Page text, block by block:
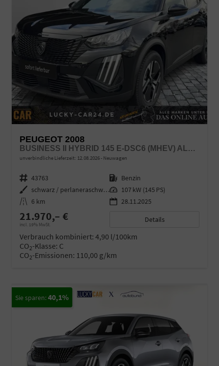
PEUGEOT 2008
BUSINESS II HYBRID 145 E-DSC6 (MHEV) ALU KA LED LI
unverbindliche Lieferzeit: 12.08.2026 Neuwagen
Fahrzeugnr. 43763 Kraftstoff Benzin
Außenfarbe
schwarz / perlaneraschwarz Leistung 107 kW (145 PS)
Kilometerstand 6 km 28.11.2025
21.970,– €
incl. 19% MwSt.
Details
Verbrauch kombiniert: 4,90 l/100km
CO2-Klasse: C
CO2-Emissionen: 110,00 g/km
40,1%